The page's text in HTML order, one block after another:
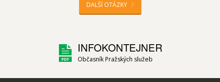
DALŠÍ OTÁZKY
INFOKONTEJNER
Občasník Pražských služeb